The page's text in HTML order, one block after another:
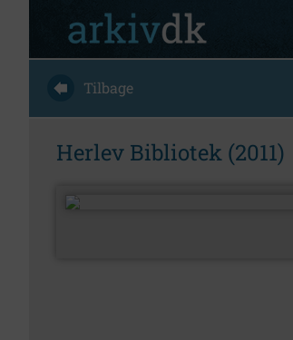
Tilbage
Herlev Bibliotek (2011)